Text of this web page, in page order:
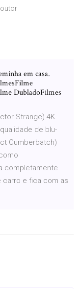
em casa.
DubladoFilmes
Strange) 4K
de blu-
Cumberbatch)
completamente
carro e fica com as